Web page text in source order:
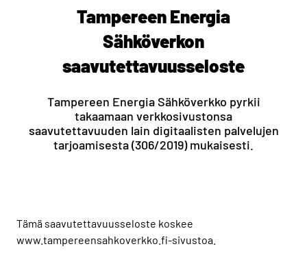
Tampereen Energia
Sähköverkon
saavutettavuusseloste
Tampereen Energia Sähköverkko pyrkii
takaamaan verkkosivustonsa
saavutettavuuden lain digitaalisten palvelujen
tarjoamisesta (306/2019) mukaisesti.
Tämä saavutettavuusseloste koskee
www.tampereensahkoverkko.fi-sivustoa.